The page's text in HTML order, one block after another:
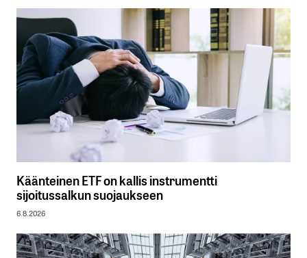
Käänteinen ETF on kallis instrumentti
sijoitussalkun suojaukseen
6.8.2026